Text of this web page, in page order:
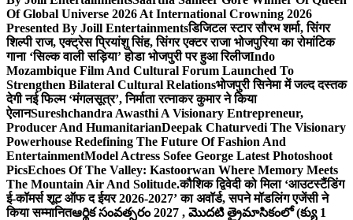
Of Global Universe 2026 At International Crowning 2026
Presented By Joill Entertainmentsडिजिटल स्टार सौरभ शर्मा, सिंगर
शिल्पी राज, एक्ट्रेस प्रियांशु सिंह, सिंगर एक्टर राजा भोजपुरिया का रोमांटिक
गाना ‘सिल्क वाली सड़िया’ होडा भोजपुरी पर हुआ रिलीजIndo
Mozambique Film And Cultural Forum Launched To
Strengthen Bilateral Cultural Relationsभोजपुरी सिनेमा में जल्द दस्तक
देगी नई फिल्म ‘मंगलसूत्र’, निर्माता रत्नाकर कुमार ने किया
ऐलानSureshchandra Awasthi A Visionary Entrepreneur,
Producer And HumanitarianDeepak Chaturvedi The Visionary
Powerhouse Redefining The Future Of Fashion And
EntertainmentModel Actress Sofee George Latest Photoshoot
PicsEchoes Of The Valley: Kastoorwan Where Memory Meets
The Mountain Air And Solitude.कौशिक द्विवेदी को मिला ‘आउटस्टैंडिंग
ई-कॉमर्स शूट ऑफ द ईयर 2026-2027’ का अवॉर्ड, सपने मॉडलिंग एजेंसी ने
किया सम्मानितఆర్థిక సంవత్సరం 2027 , మొదటి త్రైమాసికంలో (క్యు 1